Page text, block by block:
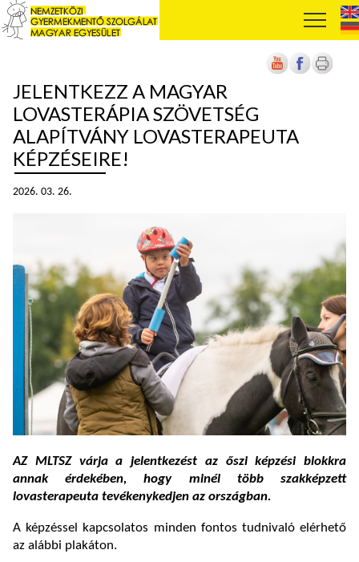
JELENTKEZZ A MAGYAR
LOVASTERÁPIA SZÖVETSÉG
ALAPÍTVÁNY LOVASTERAPEUTA
KÉPZÉSEIRE!
2026. 03. 26.
AZ MLTSZ várja a jelentkezést az őszi képzési blokkra
annak érdekében, hogy minél több szakképzett
lovasterapeuta tevékenykedjen az országban.
A képzéssel kapcsolatos minden fontos tudnivaló elérhető
az alábbi plakáton.